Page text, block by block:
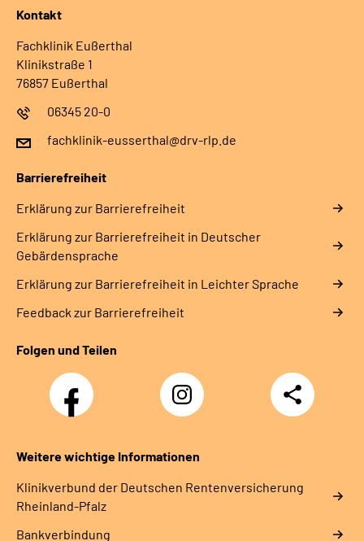
Kontakt
Fachklinik Eußerthal
Klinikstraße 1
76857 Eußerthal
06345 20-0
fachklinik-eusserthal@drv-rlp.de
Barrierefreiheit
Erklärung zur Barrierefreiheit
Erklärung zur Barrierefreiheit in Deutscher
Gebärdensprache
Erklärung zur Barrierefreiheit in Leichter Sprache
Feedback zur Barrierefreiheit
Folgen und Teilen
Facebook
Instagram
DRV
Nachwuchskräfte
Teilen
Weitere wichtige Informationen
Klinikverbund der Deutschen Rentenversicherung
Rheinland-Pfalz
Bankverbindung